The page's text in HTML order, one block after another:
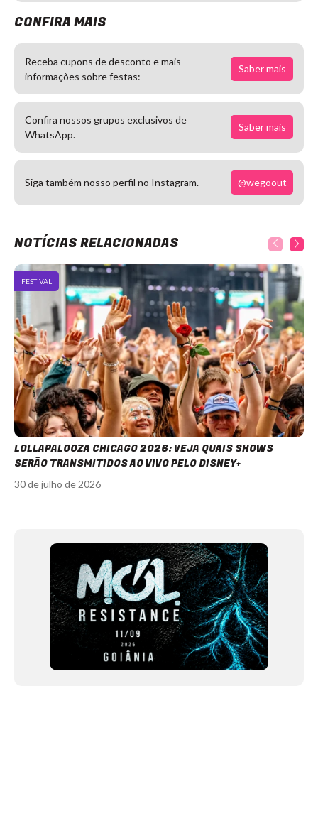
CONFIRA MAIS
Receba cupons de desconto e mais
informações sobre festas:
Saber mais
Confira nossos grupos exclusivos de
WhatsApp.
Saber mais
Siga também nosso perfil no Instagram. @wegoout
NOTÍCIAS RELACIONADAS
FESTIVAL
LOLLAPALOOZA CHICAGO 2026: VEJA QUAIS SHOWS
SERÃO TRANSMITIDOS AO VIVO PELO DISNEY+
30 de julho de 2026